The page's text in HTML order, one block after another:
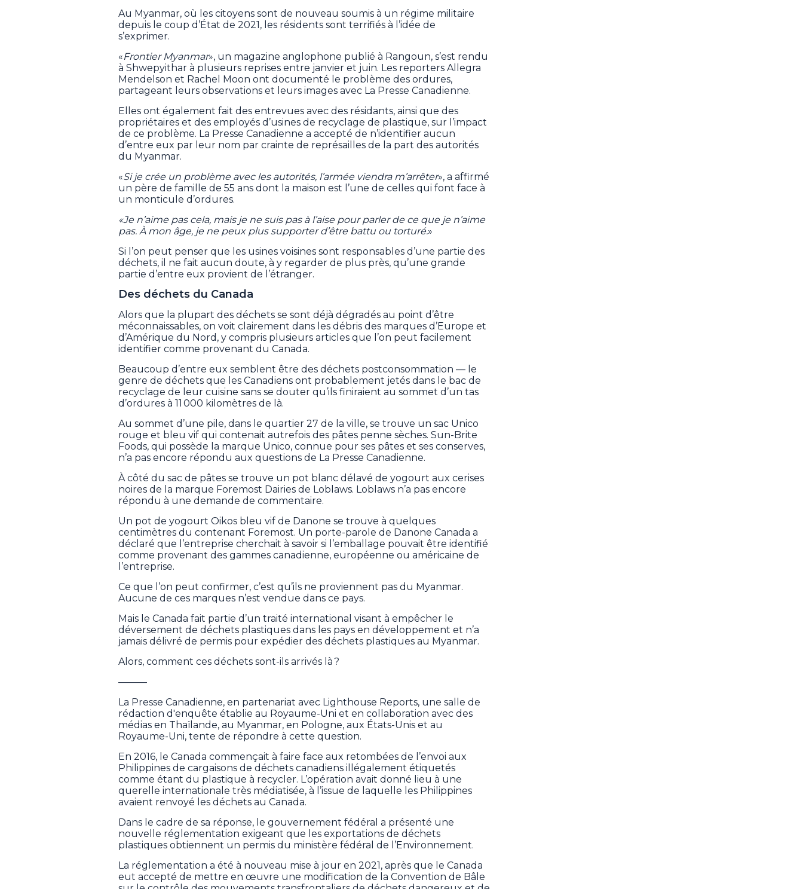
Au Myanmar, où les citoyens sont de nouveau soumis à un régime militaire
depuis le coup d’État de 2021, les résidents sont terrifiés à l’idée de
s’exprimer.
«Frontier Myanmar», un magazine anglophone publié à Rangoun, s’est rendu
à Shwepyithar à plusieurs reprises entre janvier et juin. Les reporters Allegra
Mendelson et Rachel Moon ont documenté le problème des ordures,
partageant leurs observations et leurs images avec La Presse Canadienne.
Elles ont également fait des entrevues avec des résidants, ainsi que des
propriétaires et des employés d’usines de recyclage de plastique, sur l’impact
de ce problème. La Presse Canadienne a accepté de n’identifier aucun
d’entre eux par leur nom par crainte de représailles de la part des autorités
du Myanmar.
«Si je crée un problème avec les autorités, l’armée viendra m’arrêter», a affirmé
un père de famille de 55 ans dont la maison est l’une de celles qui font face à
un monticule d’ordures.
«Je n’aime pas cela, mais je ne suis pas à l’aise pour parler de ce que je n’aime
pas. À mon âge, je ne peux plus supporter d’être battu ou torturé.»
Si l’on peut penser que les usines voisines sont responsables d’une partie des
déchets, il ne fait aucun doute, à y regarder de plus près, qu’une grande
partie d’entre eux provient de l’étranger.
Des déchets du Canada
Alors que la plupart des déchets se sont déjà dégradés au point d’être
méconnaissables, on voit clairement dans les débris des marques d’Europe et
d’Amérique du Nord, y compris plusieurs articles que l’on peut facilement
identifier comme provenant du Canada.
Beaucoup d’entre eux semblent être des déchets postconsommation — le
genre de déchets que les Canadiens ont probablement jetés dans le bac de
recyclage de leur cuisine sans se douter qu’ils finiraient au sommet d’un tas
d’ordures à 11 000 kilomètres de là.
Au sommet d’une pile, dans le quartier 27 de la ville, se trouve un sac Unico
rouge et bleu vif qui contenait autrefois des pâtes penne sèches. Sun-Brite
Foods, qui possède la marque Unico, connue pour ses pâtes et ses conserves,
n’a pas encore répondu aux questions de La Presse Canadienne.
À côté du sac de pâtes se trouve un pot blanc délavé de yogourt aux cerises
noires de la marque Foremost Dairies de Loblaws. Loblaws n’a pas encore
répondu à une demande de commentaire.
Un pot de yogourt Oikos bleu vif de Danone se trouve à quelques
centimètres du contenant Foremost. Un porte-parole de Danone Canada a
déclaré que l’entreprise cherchait à savoir si l’emballage pouvait être identifié
comme provenant des gammes canadienne, européenne ou américaine de
l’entreprise.
Ce que l’on peut confirmer, c’est qu’ils ne proviennent pas du Myanmar.
Aucune de ces marques n’est vendue dans ce pays.
Mais le Canada fait partie d’un traité international visant à empêcher le
déversement de déchets plastiques dans les pays en développement et n’a
jamais délivré de permis pour expédier des déchets plastiques au Myanmar.
Alors, comment ces déchets sont-ils arrivés là ?
———
La Presse Canadienne, en partenariat avec Lighthouse Reports, une salle de
rédaction d'enquête établie au Royaume-Uni et en collaboration avec des
médias en Thaïlande, au Myanmar, en Pologne, aux États-Unis et au
Royaume-Uni, tente de répondre à cette question.
En 2016, le Canada commençait à faire face aux retombées de l’envoi aux
Philippines de cargaisons de déchets canadiens illégalement étiquetés
comme étant du plastique à recycler. L’opération avait donné lieu à une
querelle internationale très médiatisée, à l’issue de laquelle les Philippines
avaient renvoyé les déchets au Canada.
Dans le cadre de sa réponse, le gouvernement fédéral a présenté une
nouvelle réglementation exigeant que les exportations de déchets
plastiques obtiennent un permis du ministère fédéral de l’Environnement.
La réglementation a été à nouveau mise à jour en 2021, après que le Canada
eut accepté de mettre en œuvre une modification de la Convention de Bâle